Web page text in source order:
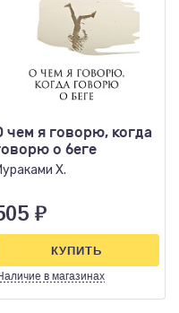
чем я говорю, когда
о беге
Х.
₽
в магазинах
КУПИТЬ